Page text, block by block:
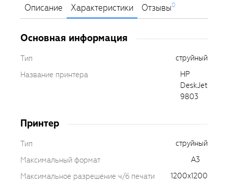
Описание Характеристики Отзывы0
Основная информация
Тип
струйный
Название принтера
HP
DeskJet
9803
Принтер
Тип
струйный
Максимальный формат
A3
Максимальное разрешение ч/б печати
1200x1200